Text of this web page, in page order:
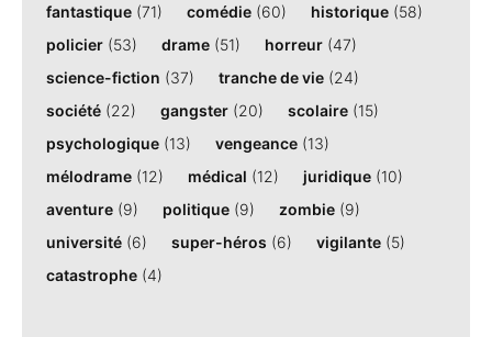
fantastique (71) comédie (60) historique (58)
policier (53) drame (51) horreur (47)
science-fiction (37) tranche de vie (24)
société (22) gangster (20) scolaire (15)
psychologique (13) vengeance (13)
mélodrame (12) médical (12) juridique (10)
aventure (9) politique (9) zombie (9)
université (6) super-héros (6) vigilante (5)
catastrophe (4)